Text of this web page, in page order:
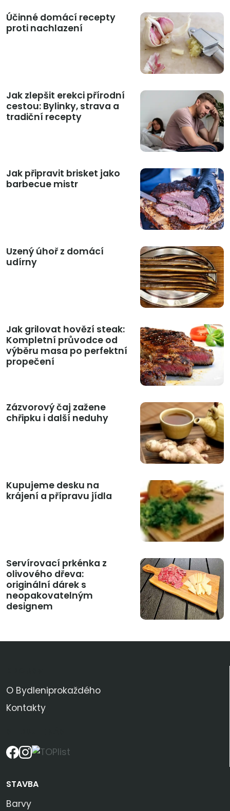
Účinné domácí recepty
proti nachlazení
Jak zlepšit erekci přírodní
cestou: Bylinky, strava a
tradiční recepty
Jak připravit brisket jako
barbecue mistr
Uzený úhoř z domácí
udírny
Jak grilovat hovězí steak:
Kompletní průvodce od
výběru masa po perfektní
propečení
Zázvorový čaj zažene
chřipku i další neduhy
Kupujeme desku na
krájení a přípravu jídla
Servírovací prkénka z
olivového dřeva:
originální dárek s
neopakovatelným
designem
O Bydleniprokaždého
Kontakty
STAVBA
Barvy